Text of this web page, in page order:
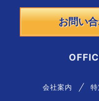
お問い
会社案内